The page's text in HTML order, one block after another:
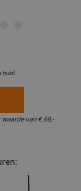
huis!
waarde van € 69,-